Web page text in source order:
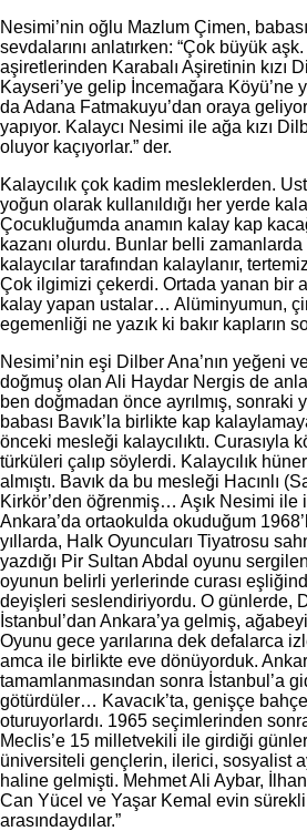
Nesimi’nin oğlu Mazlum Çimen,
sevdalarını anlatırken: “Çok büyük
aşiretlerinden Karabalı Aşiretinin kızı
Kayseri’ye gelip İncemağara Köyü’ne
da Adana Fatmakuyu’dan oraya
yapıyor. Kalaycı Nesimi ile ağa kızı
oluyor kaçıyorlar.” der.
Kalaycılık çok kadim mesleklerden.
yoğun olarak kullanıldığı her yerde
Çocukluğumda anamın kalay kap
kazanı olurdu. Bunlar belli
kalaycılar tarafından kalaylanır,
Çok ilgimizi çekerdi. Ortada yanan bir
kalay yapan ustalar… Alüminyumun,
egemenliği ne yazık ki bakır kapların
Nesimi’nin eşi Dilber Ana’nın yeğeni
doğmuş olan Ali Haydar Nergis de
ben doğmadan önce ayrılmış, sonraki
babası Bavık’la birlikte kap
önceki mesleği kalaycılıktı. Curasıyla
türküleri çalıp söylerdi. Kalaycılık
almıştı. Bavık da bu mesleği Hacınlı
Kirkör’den öğrenmiş… Aşık Nesimi ile
Ankara’da ortaokulda okuduğum
yıllarda, Halk Oyuncuları Tiyatrosu
yazdığı Pir Sultan Abdal oyunu
oyunun belirli yerlerinde curası
deyişleri seslendiriyordu. O günlerde,
İstanbul’dan Ankara’ya gelmiş,
Oyunu gece yarılarına dek defalarca
amca ile birlikte eve dönüyorduk.
tamamlanmasından sonra İstanbul’a
götürdüler… Kavacık’ta, genişçe
oturuyorlardı. 1965 seçimlerinden
Meclis’e 15 milletvekili ile girdiği
üniversiteli gençlerin, ilerici, sosyalist
haline gelmişti. Mehmet Ali Aybar,
Can Yücel ve Yaşar Kemal evin sürekli
arasındaydılar.”